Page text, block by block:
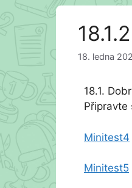
18. ledna
18.1.
Připravte
Minitest4
Minitest5